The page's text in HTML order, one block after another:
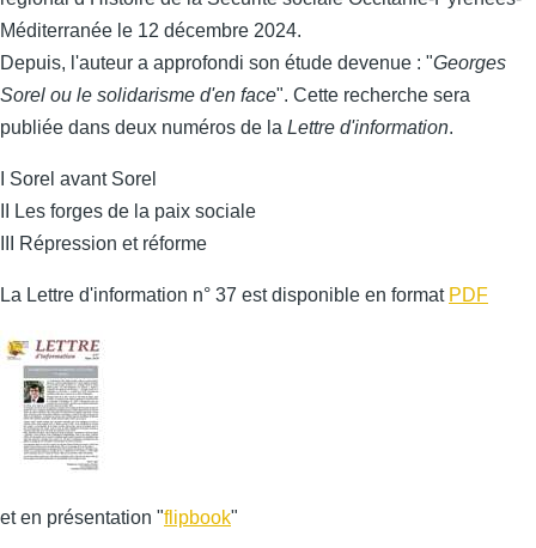
Méditerranée le 12 décembre 2024.
Depuis, l'auteur a approfondi son étude devenue : "Georges
Sorel ou le solidarisme d'en face". Cette recherche sera
publiée dans deux numéros de la Lettre d'information.
I Sorel avant Sorel
II Les forges de la paix sociale
III Répression et réforme
La Lettre d'information n° 37 est disponible en format PDF
et en présentation "flipbook"